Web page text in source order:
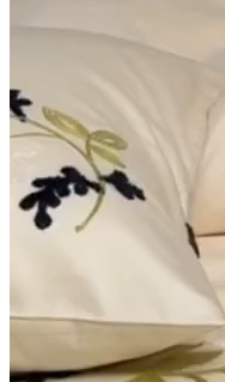
2025新款
套纯棉全
奢床品-轻
秀色家纺 DSQXSJF5958
￥155.00